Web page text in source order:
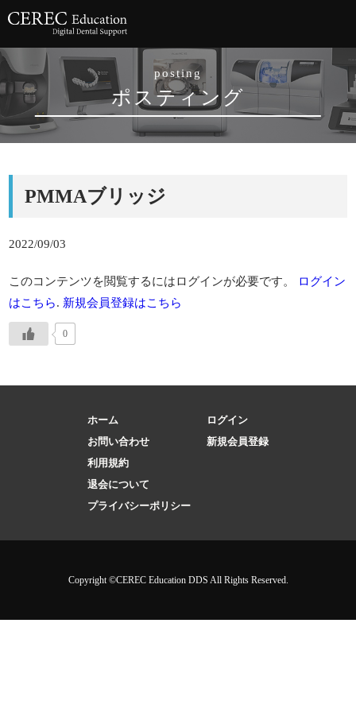
posting
ポスティング
PMMAブリッジ
2022/09/03
このコンテンツを閲覧するにはログインが必要です。
ログイン
はこちら. 新規会員登録はこちら
0
ホーム
お問い合わせ
利用規約
退会について
プライバシーポリシー
ログイン
新規会員登録
Copyright ©CEREC Education DDS All Rights Reserved.